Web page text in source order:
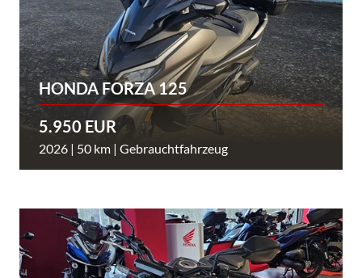
HONDA FORZA 125
5.950 EUR
2026 | 50 km | Gebrauchtfahrzeug